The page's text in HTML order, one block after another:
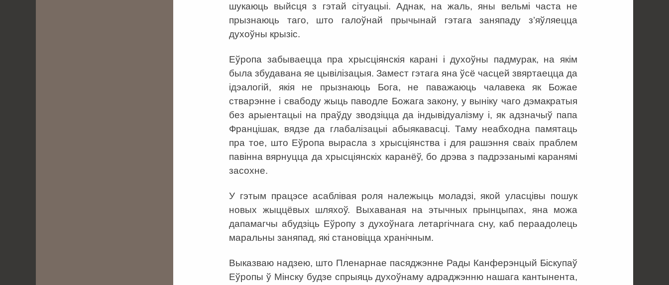
шукаюць выйсця з гэтай сітуацыі. Аднак, на жаль, яны вельмі часта не
прызнаюць таго, што галоўнай прычынай гэтага заняпаду з’яўляецца
духоўны крызіс.
Еўропа забываецца пра хрысціянскія карані і духоўны падмурак, на якім
была збудавана яе цывілізацыя. Замест гэтага яна ўсё часцей звяртаецца да
ідэалогій, якія не прызнаюць Бога, не паважаюць чалавека як Божае
стварэнне і свабоду жыць паводле Божага закону, у выніку чаго дэмакратыя
без арыентацыі на праўду зводзіцца да індывідуалізму і, як адзначыў папа
Францішак, вядзе да глабалізацыі абыякавасці. Таму неабходна памятаць
пра тое, што Еўропа вырасла з хрысціянства і для рашэння сваіх праблем
павінна вярнуцца да хрысціянскіх каранёў, бо дрэва з падрэзанымі каранямі
засохне.
У гэтым працэсе асаблівая роля належыць моладзі, якой уласцівы пошук
новых жыццёвых шляхоў. Выхаваная на этычных прынцыпах, яна можа
дапамагчы абудзіць Еўропу з духоўнага летаргічнага сну, каб пераадолець
маральны заняпад, які становіцца хранічным.
Выказваю надзею, што Пленарнае пасяджэнне Рады Канферэнцый Біскупаў
Еўропы ў Мінску будзе спрыяць духоўнаму адраджэнню нашага кантынента,